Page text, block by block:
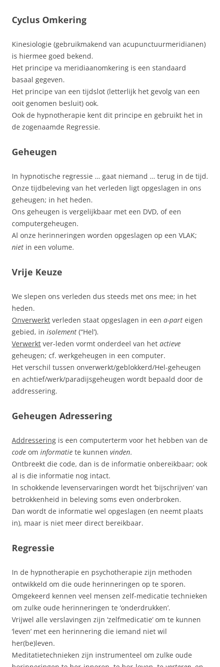
Cyclus Omkering
Kinesiologie (gebruikmakend van acupunctuurmeridianen)
is hiermee goed bekend.
Het principe va meridiaanomkering is een standaard
basaal gegeven.
Het principe van een tijdslot (letterlijk het gevolg van een
ooit genomen besluit) ook.
Ook de hypnotherapie kent dit principe en gebruikt het in
de zogenaamde Regressie.
Geheugen
In hypnotische regressie … gaat niemand … terug in de tijd.
Onze tijdbeleving van het verleden ligt opgeslagen in ons
geheugen; in het heden.
Ons geheugen is vergelijkbaar met een DVD, of een
computergeheugen.
Al onze herinneringen worden opgeslagen op een VLAK;
niet in een volume.
Vrije Keuze
We slepen ons verleden dus steeds met ons mee; in het
heden.
Onverwerkt verleden staat opgeslagen in een a-part eigen
gebied, in isolement (“Hel’).
Verwerkt ver-leden vormt onderdeel van het actieve
geheugen; cf. werkgeheugen in een computer.
Het verschil tussen onverwerkt/geblokkerd/Hel-geheugen
en achtief/werk/paradijsgeheugen wordt bepaald door de
addressering.
Geheugen Adressering
Addressering is een computerterm voor het hebben van de
code om informatie te kunnen vinden.
Ontbreekt die code, dan is de informatie onbereikbaar; ook
al is die informatie nog intact.
In schokkende levenservaringen wordt het ‘bijschrijven’ van
betrokkenheid in beleving soms even onderbroken.
Dan wordt de informatie wel opgeslagen (en neemt plaats
in), maar is niet meer direct bereikbaar.
Regressie
In de hypnotherapie en psychotherapie zijn methoden
ontwikkeld om die oude herinneringen op te sporen.
Omgekeerd kennen veel mensen zelf-medicatie technieken
om zulke oude herinneringen te ‘onderdrukken’.
Vrijwel alle verslavingen zijn ‘zelfmedicatie’ om te kunnen
‘leven’ met een herinnering die iemand niet wil
her(be)leven.
Meditatietechnieken zijn instrumenteel om zulke oude